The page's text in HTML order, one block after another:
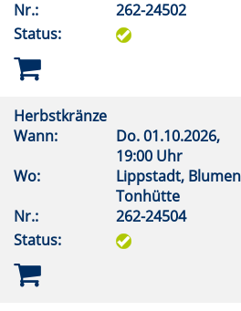
Nr.:
262-24502
Status:
Herbstkränze
Wann:
Do.01.10.2026,
19:00 Uhr
Wo:
Lippstadt,
Tonhütte
Nr.:
262-24504
Status: